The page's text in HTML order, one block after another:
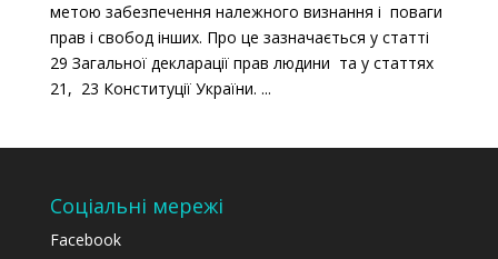
метою забезпечення належного визнання і поваги
прав і свобод інших. Про це зазначається у статті
29 Загальної декларації прав людини та у статтях
21, 23 Конституції України. ...
Соціальні мережі
Facebook